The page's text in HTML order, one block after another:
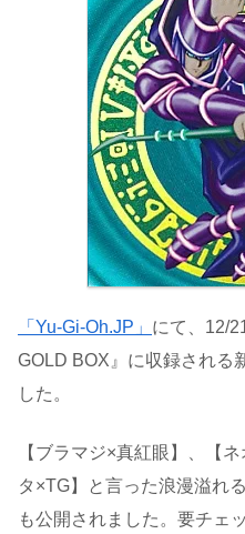
「Yu-Gi-Oh.JP」 にて、12/
GOLD BOX』に収録される
した。
【ブラマジ×真紅眼】、【
タ×TG】と言った浪漫溢れ
も公開されました。要チェ